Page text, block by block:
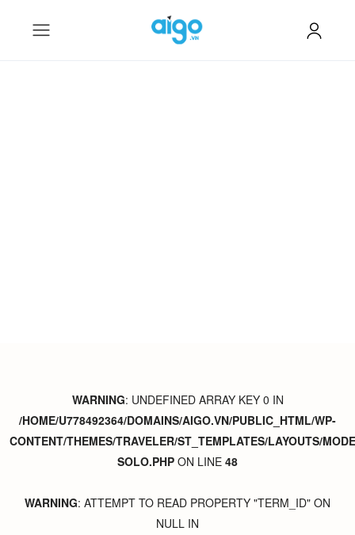
WARNING: UNDEFINED ARRAY KEY 0 IN
/HOME/U778492364/DOMAINS/AIGO.VN/PUBLIC_HTML/WP-
CONTENT/THEMES/TRAVELER/ST_TEMPLATES/LAYOUTS/
SOLO.PHP ON LINE 48
WARNING: ATTEMPT TO READ PROPERTY "TERM_ID" ON
NULL IN